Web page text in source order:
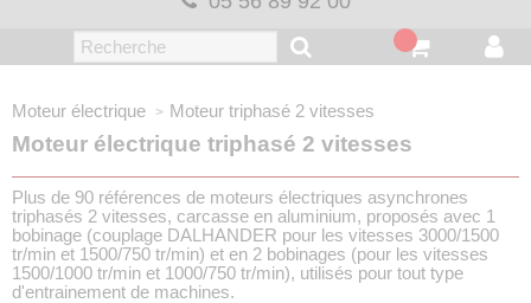
Moteur électrique Moteur triphasé 2 vitesses
Moteur électrique triphasé 2 vitesses
Plus de 90 références de moteurs électriques asynchrones
triphasés 2 vitesses, carcasse en aluminium, proposés avec 1
bobinage (couplage DALHANDER pour les vitesses 3000/1500
tr/min et 1500/750 tr/min) et en 2 bobinages (pour les vitesses
1500/1000 tr/min et 1000/750 tr/min), utilisés pour tout type
d'entrainement de machines.